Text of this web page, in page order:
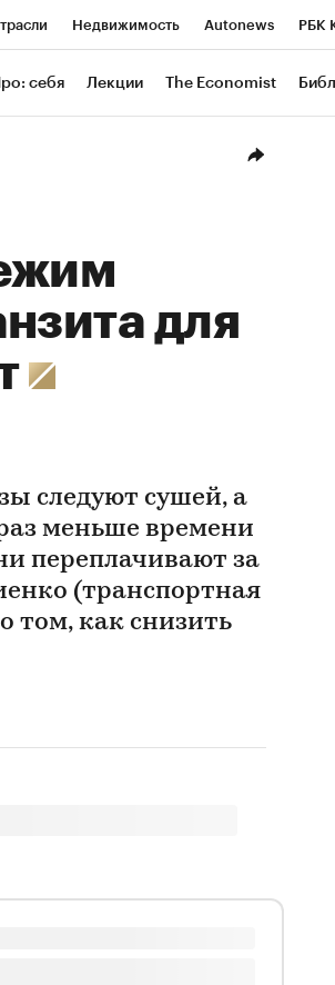
Недвижимость Autonews РБК
РБК Life Тренды Визионеры
себя Лекции The Economist
для
следуют сушей, а
меньше времени
переплачивают за
(транспортная
том, как снизить